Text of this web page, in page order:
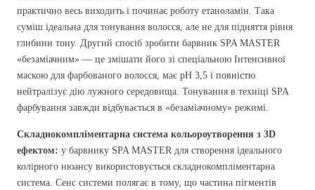
практично весь виходить і починає роботу етаноламін. Така
суміш ідеальна для тонування волосся, але не для підняття рівня
глибини тону. Другий спосіб зробити барвник SPA MASTER
«безаміачним» — це змішати його зі спеціальною Інтенсивної
маскою для фарбованого волосся, має pH 3,5 і повністю
нейтралізує дію лужного середовища. Тонування в техніці SPA
фарбування завжди відбувається в «безаміачному» режимі.
Складнокомпліментарна система кольороутворення з 3D
ефектом: у барвнику SPA MASTER для створення ідеального
колірного нюансу використовується складнокомпліментарна
система. Сенс системи полягає в тому, що частина пігментів